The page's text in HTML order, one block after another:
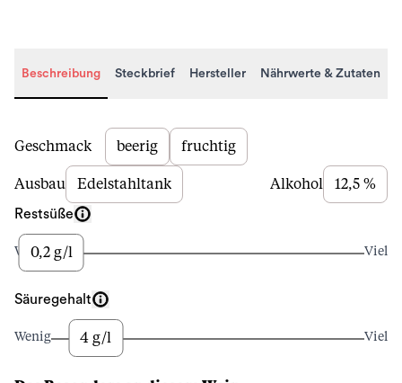
Beschreibung Steckbrief Hersteller Nährwerte & Zutaten
Beschreibung
Geschmack beerig fruchtig
Ausbau Edelstahltank Alkohol 12,5 %
Restsüße
Wenig
0,2 g/l Viel
Säuregehalt
Wenig 4 g/l Viel